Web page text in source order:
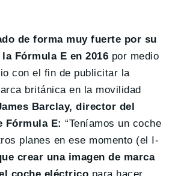
de forma muy fuerte por su
Fórmula E en 2016 por medio
con el fin de publicitar la
británica en la movilidad
Barclay, director del
Fórmula E: “Teníamos un coche
planes en ese momento (el I-
crear una imagen de marca
coche eléctrico para hacer